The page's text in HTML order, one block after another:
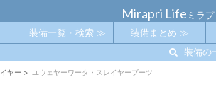
Mirapri Life ミラ
装備の
装備一覧・検索 ≫ 装備まとめ ≫
ヤー > ユウェヤーワータ・スレイヤーブーツ